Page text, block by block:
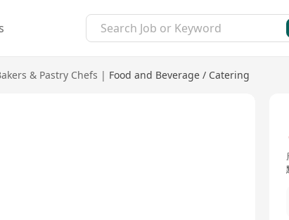
& Pastry Chefs | Food and Beverage / Catering